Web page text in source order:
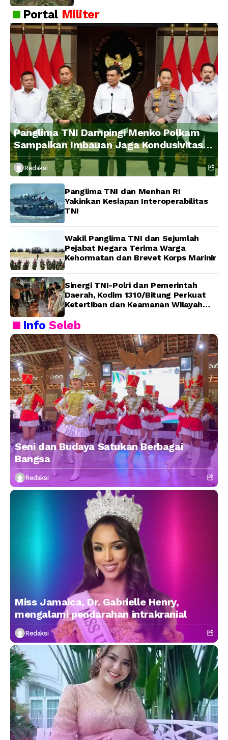
Portal Militer
Panglima TNI Dampingi Menko Polkam
Sampaikan Imbauan Jaga Kondusivitas
Bangsa
Redaksi
Panglima TNI dan Menhan RI
Yakinkan Kesiapan Interoperabilitas
TNI
Wakil Panglima TNI dan Sejumlah
Pejabat Negara Terima Warga
Kehormatan dan Brevet Korps Marinir
Sinergi TNI-Polri dan Pemerintah
Daerah, Kodim 1310/Bitung Perkuat
Ketertiban dan Keamanan Wilayah
InfoSeleb
Seni dan Budaya Satukan Berbagai
Bangsa
Redaksi
Miss Jamaica, Dr. Gabrielle Henry,
mengalami pendarahan intrakranial
Redaksi